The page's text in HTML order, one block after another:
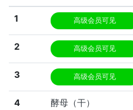
1 高级会员可见
2 高级会员可见
3 高级会员可见
4 酵母（干）